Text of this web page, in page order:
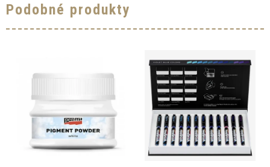
Podobné produkty